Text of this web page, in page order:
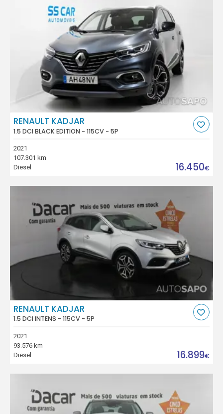
RENAULT KADJAR
1.5 DCI BLACK EDITION - 115CV - 5P
2021
107.301 km
Diesel
16.450€
RENAULT KADJAR
1.5 DCI INTENS - 115CV - 5P
2021
93.576 km
Diesel
16.899€